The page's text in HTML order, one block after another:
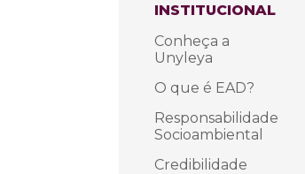
INSTITUCIONAL
Conheça a
Unyleya
O que é EAD?
Responsabilidade
Socioambiental
Credibilidade